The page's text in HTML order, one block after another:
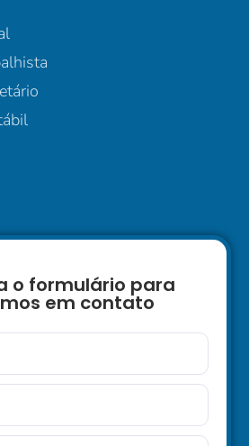
o formulário para
em contato